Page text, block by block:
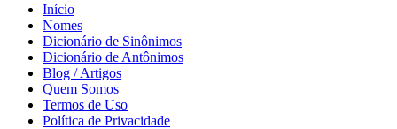
Início
Nomes
Dicionário de Sinônimos
Dicionário de Antônimos
Blog / Artigos
Quem Somos
Termos de Uso
Política de Privacidade